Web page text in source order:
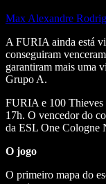
Max Alexandre
A FURIA ainda está
conseguiram
garantiram mais uma
Grupo A.
FURIA e 100 Thieves
17h. O vencedor do
da ESL One Cologne
O jogo
O primeiro mapa do